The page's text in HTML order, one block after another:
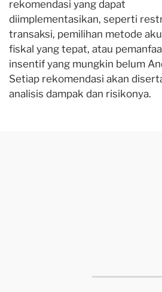
rekomendasi yang dapat
diimplementasikan, seperti
transaksi, pemilihan metode
fiskal yang tepat, atau
insentif yang mungkin belum
Setiap rekomendasi akan
analisis dampak dan risikonya.